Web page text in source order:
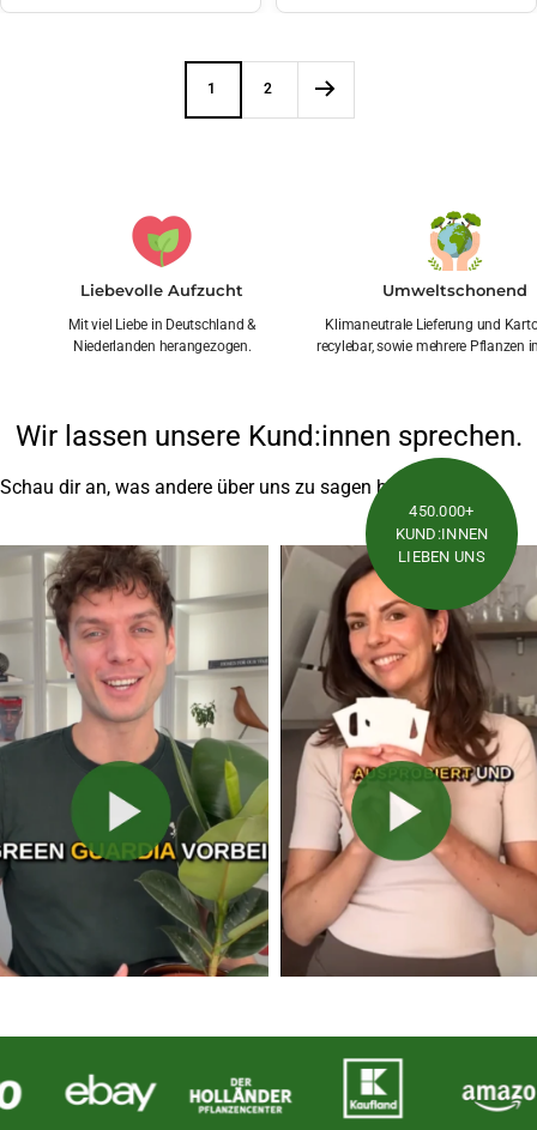
1 2
Liebevolle Aufzucht
Mit viel Liebe in Deutschland &
Niederlanden herangezogen.
Umweltschonend
Klimaneutrale Lieferung und
recylebar, sowie mehrere Pflanzen
Wir lassen unsere Kund:innen sprechen.
Schau dir an, was andere über uns zu sagen haben
450.000+
KUND:INNEN
LIEBEN UNS